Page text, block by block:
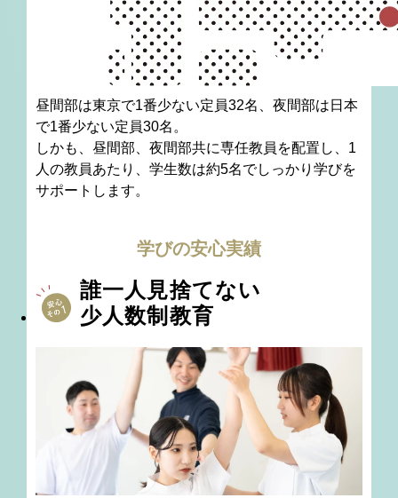
昼間部は東京で1番少ない定員32名、夜間部は日本
で1番少ない定員30名。
しかも、昼間部、夜間部共に専任教員を配置し、 1
人の教員あたり、学生数は約5名でしっかり学びを
サポートします。
学びの安心実績
誰一人見捨てない
少人数制教育